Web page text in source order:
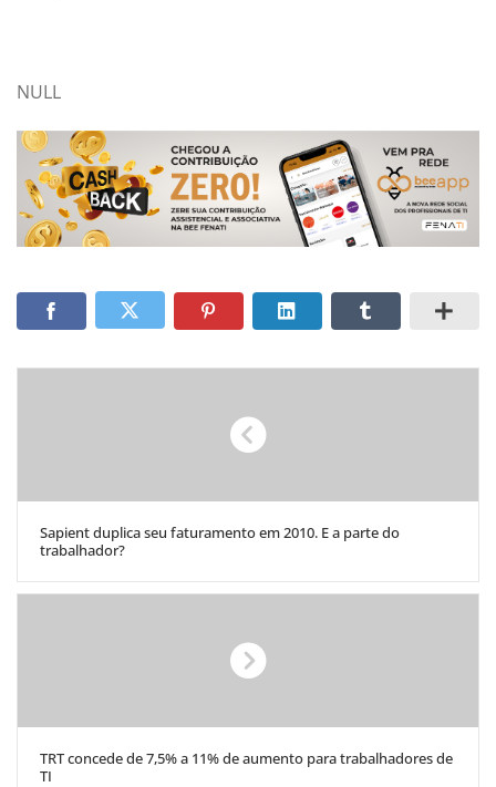
NULL
Sapient duplica seu faturamento em 2010. E a parte do
trabalhador?
TRT concede de 7,5% a 11% de aumento para trabalhadores de
TI